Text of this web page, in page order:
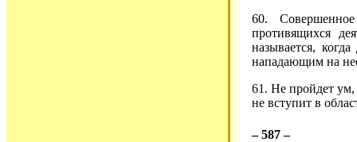
60.
противящихся
называется,
нападающим на
61. Не пройдет ум,
не вступит в
– 587 –